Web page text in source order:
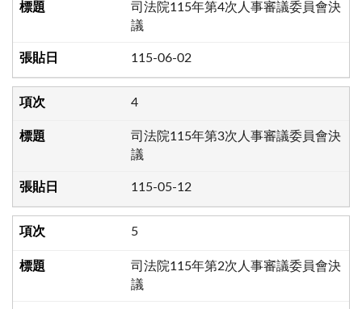
司法院115年第4次人事審議委員會決
議
115-06-02
4
司法院115年第3次人事審議委員會決
議
115-05-12
5
司法院115年第2次人事審議委員會決
議